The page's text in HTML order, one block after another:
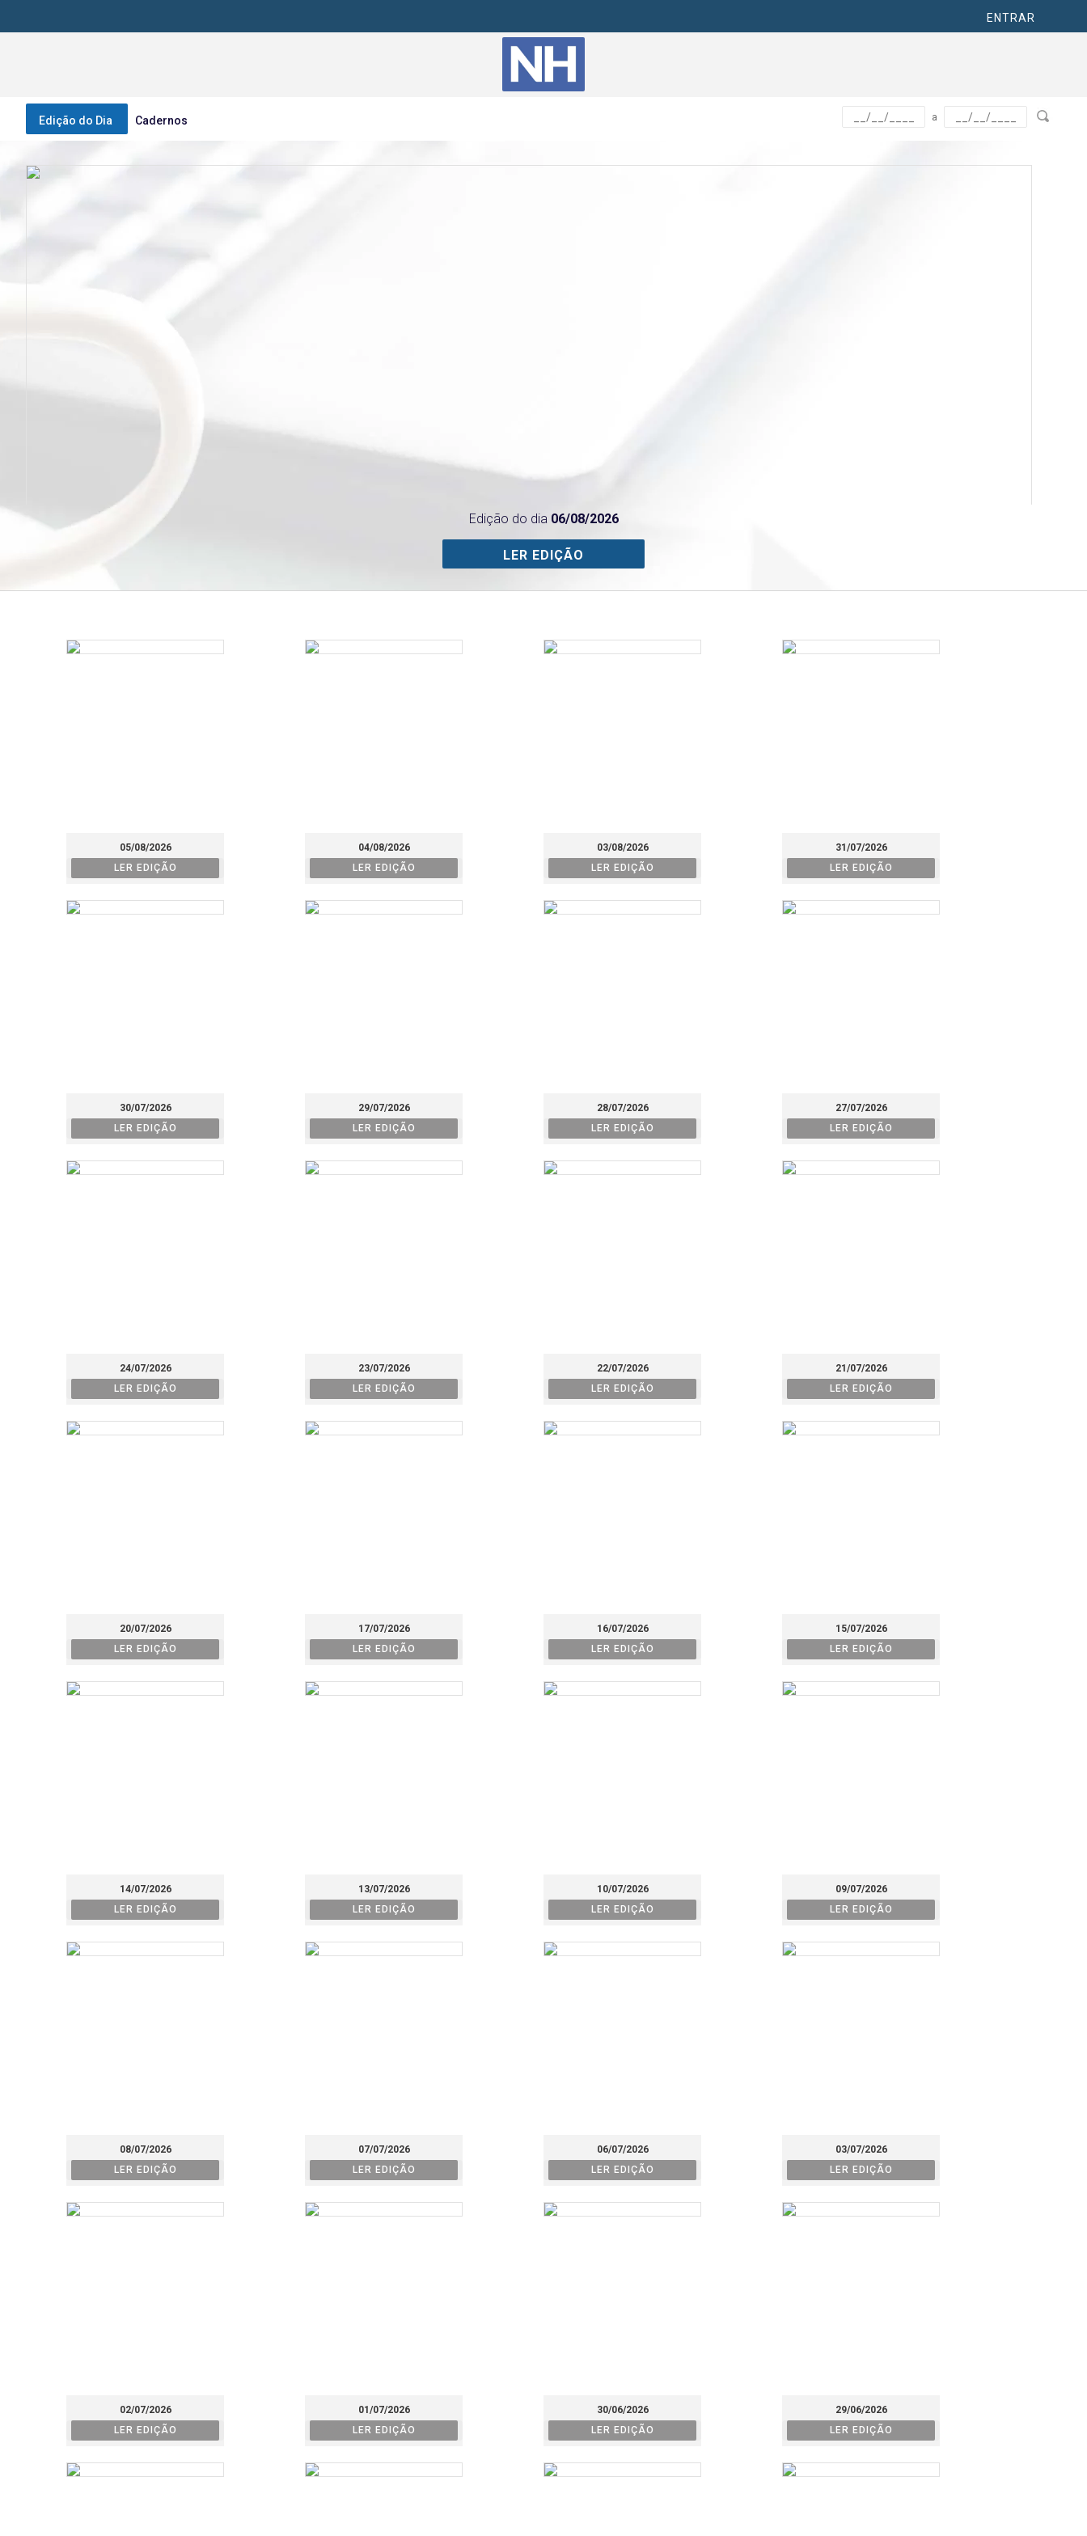
ENTRAR
Edição do Dia Cadernos a
Edição do dia 06/08/2026
LER EDIÇÃO
05/08/2026
LER EDIÇÃO
04/08/2026
LER EDIÇÃO
03/08/2026
LER EDIÇÃO
31/07/2026
LER EDIÇÃO
30/07/2026
LER EDIÇÃO
29/07/2026
LER EDIÇÃO
28/07/2026
LER EDIÇÃO
27/07/2026
LER EDIÇÃO
24/07/2026
LER EDIÇÃO
23/07/2026
LER EDIÇÃO
22/07/2026
LER EDIÇÃO
21/07/2026
LER EDIÇÃO
20/07/2026
LER EDIÇÃO
17/07/2026
LER EDIÇÃO
16/07/2026
LER EDIÇÃO
15/07/2026
LER EDIÇÃO
14/07/2026
LER EDIÇÃO
13/07/2026
LER EDIÇÃO
10/07/2026
LER EDIÇÃO
09/07/2026
LER EDIÇÃO
08/07/2026
LER EDIÇÃO
07/07/2026
LER EDIÇÃO
06/07/2026
LER EDIÇÃO
03/07/2026
LER EDIÇÃO
02/07/2026
LER EDIÇÃO
01/07/2026
LER EDIÇÃO
30/06/2026
LER EDIÇÃO
29/06/2026
LER EDIÇÃO